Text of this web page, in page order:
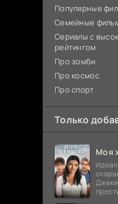
Популярные
Семейные
Сериалы с
рейтингом
Про зомби
Про космос
Про спорт
Только